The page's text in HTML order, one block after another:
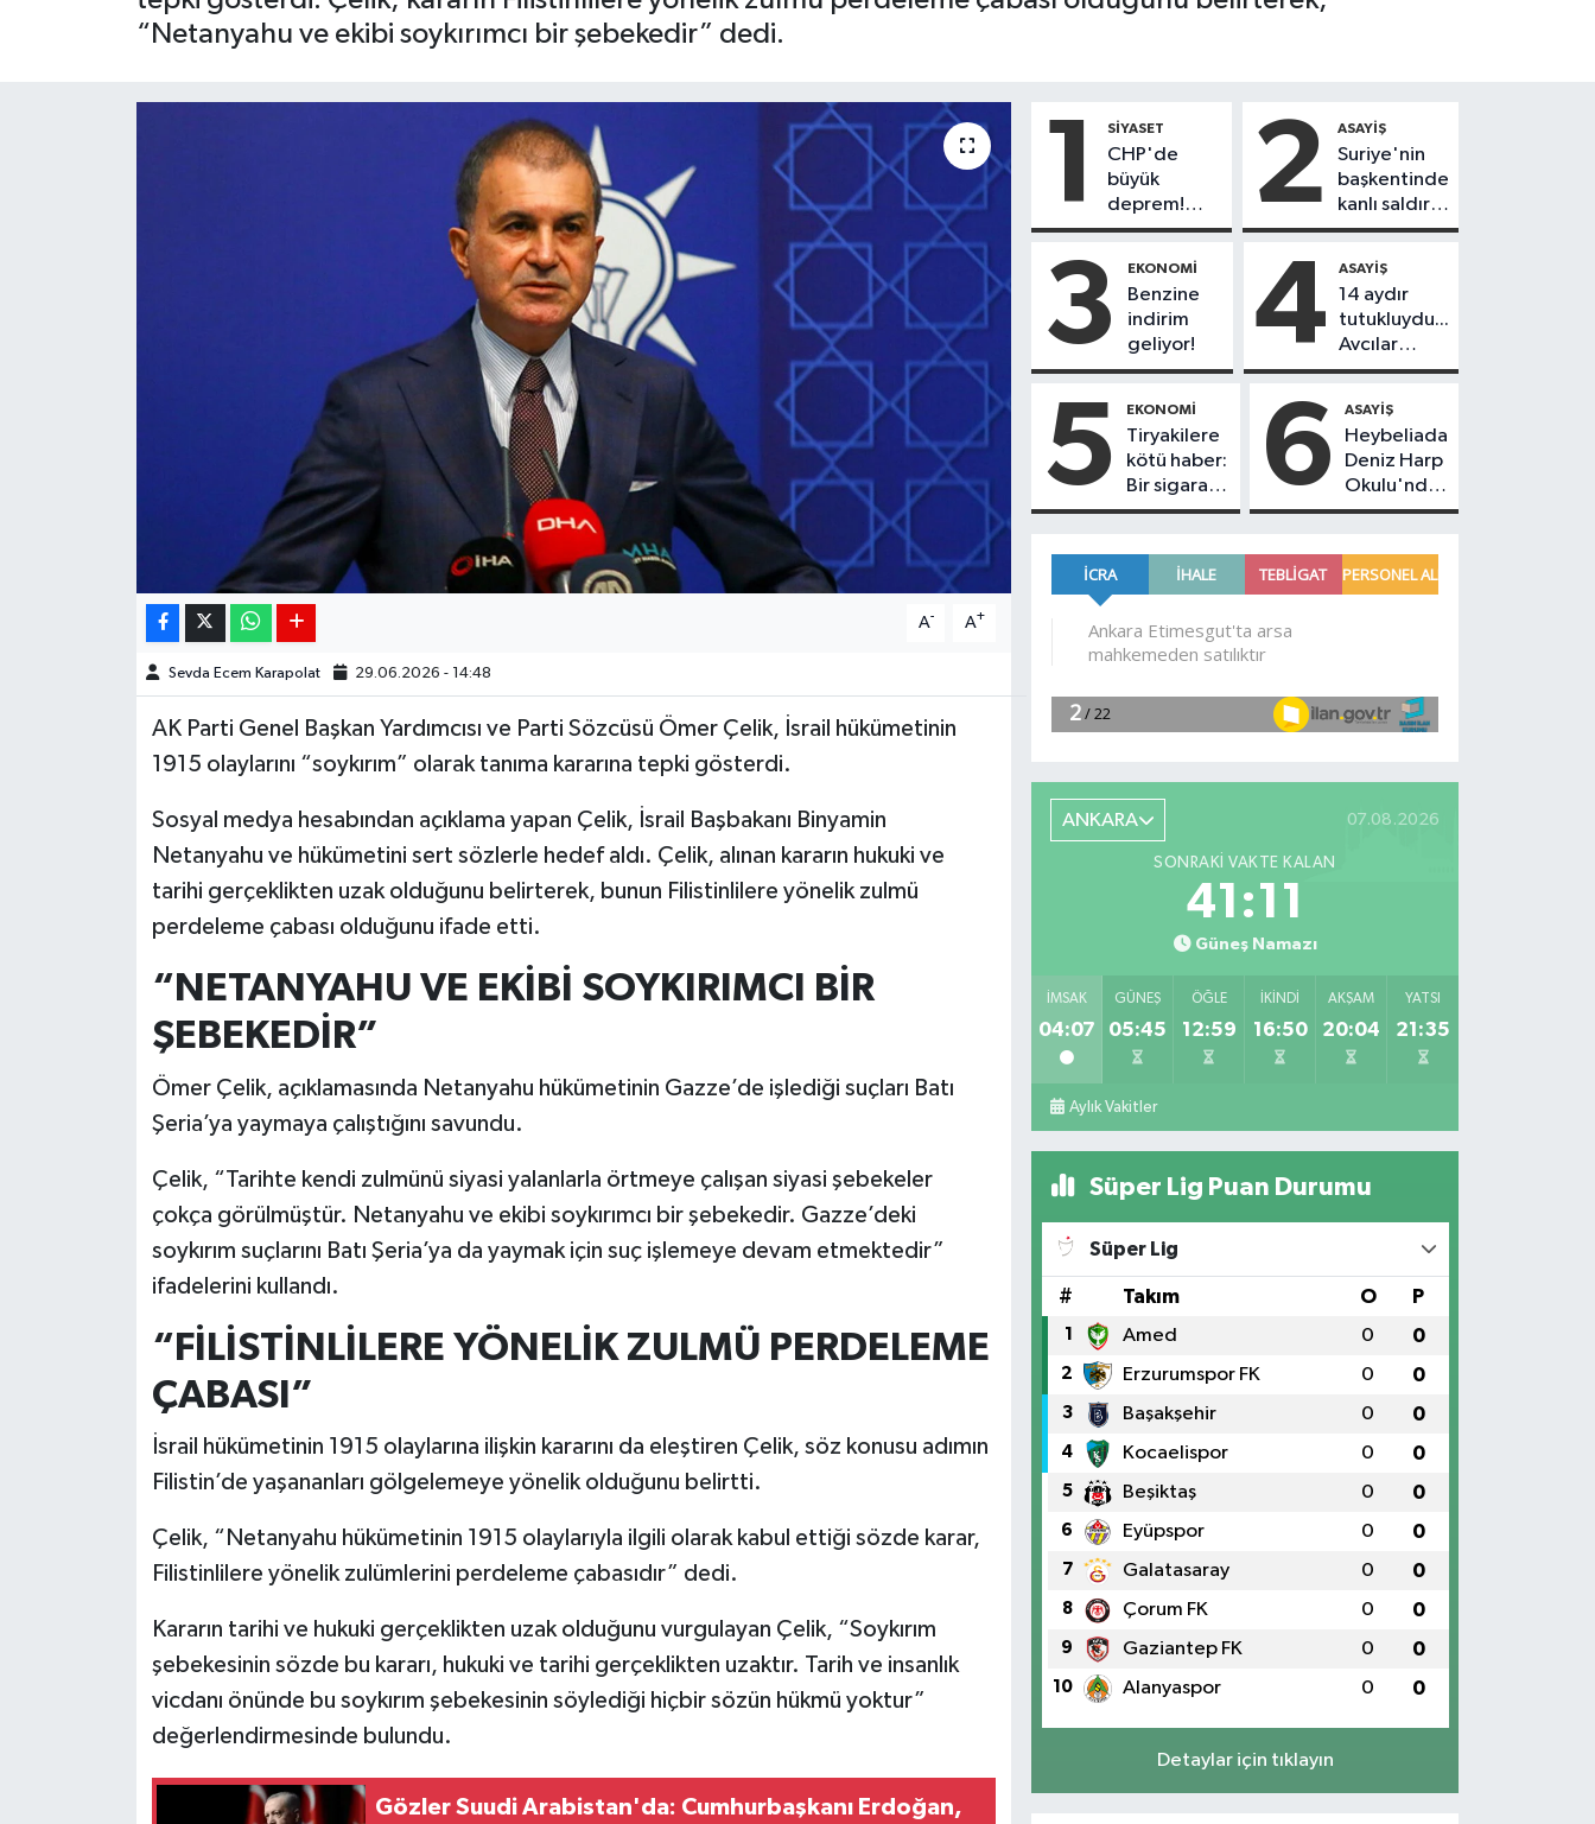
“Netanyahu ve ekibi soykırımcı bir şebekedir” dedi.
A- A+
Sevda Ecem Karapolat 29.06.2026 - 14:48
AK Parti Genel Başkan Yardımcısı ve Parti Sözcüsü Ömer Çelik, İsrail hükümetinin
1915 olaylarını “soykırım” olarak tanıma kararına tepki gösterdi.
Sosyal medya hesabından açıklama yapan Çelik, İsrail Başbakanı Binyamin
Netanyahu ve hükümetini sert sözlerle hedef aldı. Çelik, alınan kararın hukuki ve
tarihi gerçeklikten uzak olduğunu belirterek, bunun Filistinlilere yönelik zulmü
perdeleme çabası olduğunu ifade etti.
“NETANYAHU VE EKİBİ SOYKIRIMCI BİR
ŞEBEKEDİR”
Ömer Çelik, açıklamasında Netanyahu hükümetinin Gazze’de işlediği suçları Batı
Şeria’ya yaymaya çalıştığını savundu.
Çelik, “Tarihte kendi zulmünü siyasi yalanlarla örtmeye çalışan siyasi şebekeler
çokça görülmüştür. Netanyahu ve ekibi soykırımcı bir şebekedir. Gazze’deki
soykırım suçlarını Batı Şeria’ya da yaymak için suç işlemeye devam etmektedir”
ifadelerini kullandı.
“FİLİSTİNLİLERE YÖNELİK ZULMÜ PERDELEME
ÇABASI”
İsrail hükümetinin 1915 olaylarına ilişkin kararını da eleştiren Çelik, söz konusu adımın
Filistin’de yaşananları gölgelemeye yönelik olduğunu belirtti.
Çelik, “Netanyahu hükümetinin 1915 olaylarıyla ilgili olarak kabul ettiği sözde karar,
Filistinlilere yönelik zulümlerini perdeleme çabasıdır” dedi.
Kararın tarihi ve hukuki gerçeklikten uzak olduğunu vurgulayan Çelik, “Soykırım
şebekesinin sözde bu kararı, hukuki ve tarihi gerçeklikten uzaktır. Tarih ve insanlık
vicdanı önünde bu soykırım şebekesinin söylediği hiçbir sözün hükmü yoktur”
değerlendirmesinde bulundu.
Gözler Suudi Arabistan'da: Cumhurbaşkanı Erdoğan,
1 SIYASET
CHP'de
büyük
deprem!
230
başkanı Yeni
Parti'ye
geçiyor
2 ASAYIŞ
Suriye'nin
başkentinde
kanlı saldırı!
Yolcu
çok sayıda
ölü ve yaralı
var
3 EKONOMI
Benzine
indirim
geliyor!
4 ASAYIŞ
14 aydır
tutukluydu...
Avcılar
Belediye
Utku Caner
Çankaya
tahliye
edildi!
5 EKONOMI
Tiryakilere
kötü haber:
Bir sigara
grubuna
geldi!
6 ASAYIŞ
Heybeliada
Deniz Harp
Okulu'nda
korkutan
Alevlere
müdahale
ANKARA 07.08.2026
SONRAKI VAKTE KALAN
41:10
Güneş Namazı
İMSAK
04:07
GÜNEŞ
05:45
ÖĞLE
12:59
İKINDI
16:50
AKŞAM
20:04
YATSI
21:35
Aylık Vakitler
Süper Lig Puan Durumu
Süper Lig
# Takım O P
1 Amed 0 0
2 Erzurumspor FK 0 0
3 Başakşehir 0 0
4 Kocaelispor 0 0
5 Beşiktaş 0 0
6 Eyüpspor 0 0
7 Galatasaray 0 0
8 Çorum FK 0 0
9 Gaziantep FK 0 0
10 Alanyaspor 0 0
Detaylar için tıklayın